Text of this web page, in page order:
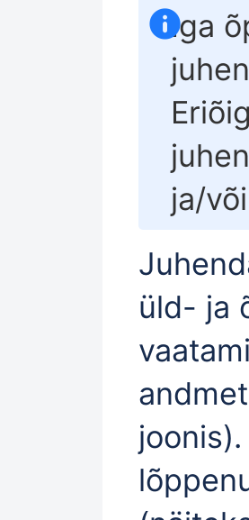
Iga
ja/
üld- ja